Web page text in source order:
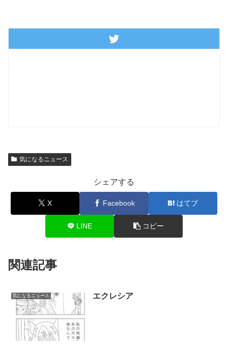
気になるニュース
シェアする
X Facebook はてブ
LINE コピー
関連記事
気になるニュース エクレシア